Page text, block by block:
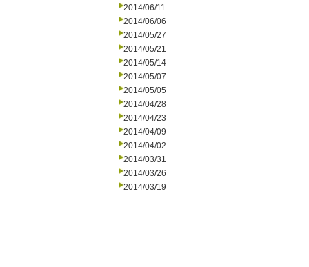
2014/06/11
2014/06/06
2014/05/27
2014/05/21
2014/05/14
2014/05/07
2014/05/05
2014/04/28
2014/04/23
2014/04/09
2014/04/02
2014/03/31
2014/03/26
2014/03/19